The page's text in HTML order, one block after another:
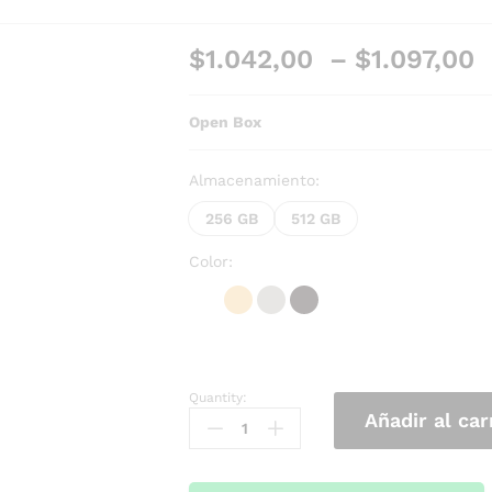
$1.042,00 – $1.097,00
Open Box
Almacenamiento:
256 GB 512 GB
Color:
Quantity:
Añadir al